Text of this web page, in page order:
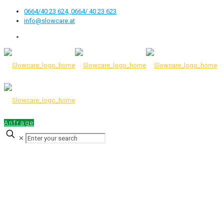
0664/40 23 624, 0664/ 40 23 623
info@slowcare.at
Anfrage
✕